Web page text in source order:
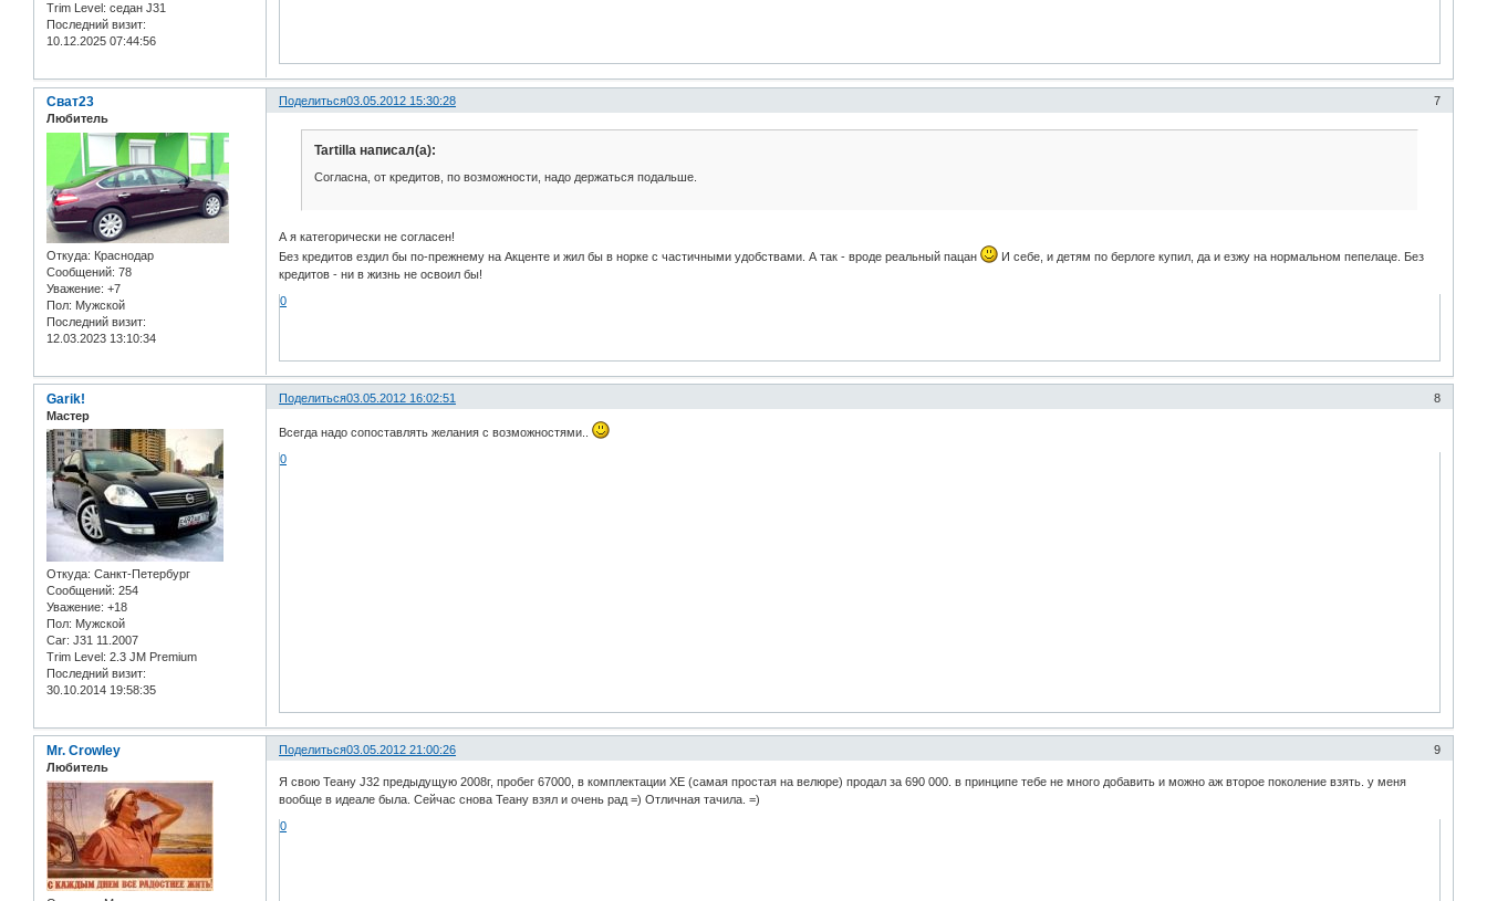
Trim Level: седан J31
Последний визит:
10.12.2025 07:44:56
Поделиться 7
03.05.2012 15:30:28
Сват23
Любитель
Откуда: Краснодар
Сообщений: 78
Уважение: +7
Пол: Мужской
Последний визит:
12.03.2023 13:10:34
Tartilla написал(а):
Согласна, от кредитов, по возможности, надо держаться подальше.
А я категорически не согласен!
Без кредитов ездил бы по-прежнему на Акценте и жил бы в норке с частичными удобствами. А так - вроде реальный пацан
И себе, и детям по берлоге купил, да и езжу на нормальном пепелаце. Без
кредитов - ни в жизнь не освоил бы!
0
Поделиться 8
03.05.2012 16:02:51
Garik!
Мастер
Откуда: Санкт-Петербург
Сообщений: 254
Уважение: +18
Пол: Мужской
Car: J31 11.2007
Trim Level: 2.3 JM Premium
Последний визит:
30.10.2014 19:58:35
Всегда надо сопоставлять желания с возможностями..
0
Поделиться 9
03.05.2012 21:00:26
Mr. Crowley
Любитель
Я свою Теану J32 предыдущую 2008г, пробег 67000, в комплектации XE (самая простая на велюре) продал за 690 000. в принципе тебе не много добавить и можно аж второе поколение взять. у меня
вообще в идеале была. Сейчас снова Теану взял и очень рад =) Отличная тачила. =)
0